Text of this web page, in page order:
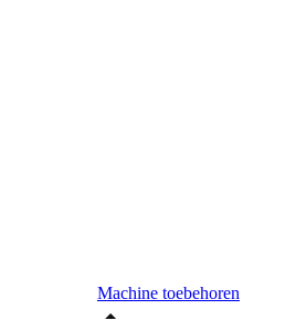
Machine toebehoren